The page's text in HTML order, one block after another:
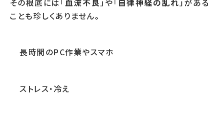
その根底には「血流不良」や「自律神経の乱れ」がある
ことも珍しくありません。
長時間のPC作業やスマホ
ストレス・冷え